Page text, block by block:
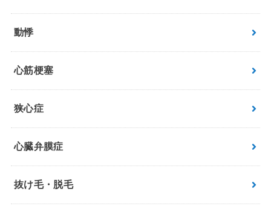
動悸
心筋梗塞
狭心症
心臓弁膜症
抜け毛・脱毛